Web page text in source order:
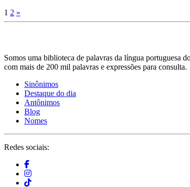
1 2 »
Somos uma biblioteca de palavras da língua portuguesa
com mais de 200 mil palavras e expressões para consulta.
Sinônimos
Destaque do dia
Antônimos
Blog
Nomes
Redes sociais: